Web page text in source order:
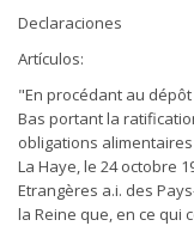
Declaraciones
Artículos:
"En procédant au
Bas portant la
obligations
La Haye, le 24 octobre
Etrangères a.i. des
la Reine que, en ce qui